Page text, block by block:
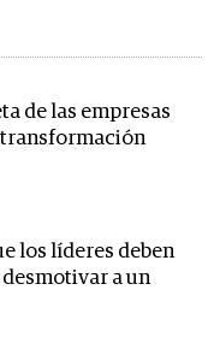
de las empresas
los líderes deben
a un